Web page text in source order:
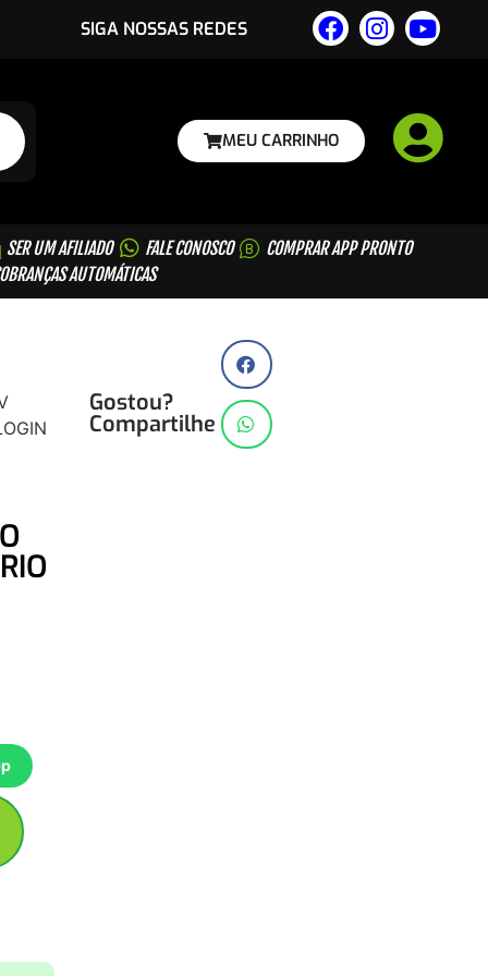
SIGA NOSSAS REDES
MEU CARRINHO
SER UM AFILIADO FALE CONOSCO
COMPRAR APP PRONTO
AUTOMÁTICAS
Gostou?
Compartilhe